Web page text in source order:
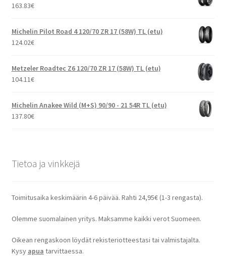
163.83€
Michelin Pilot Road 4 120/70 ZR 17 (58W) TL (etu)
124.02€
Metzeler Roadtec Z6 120/70 ZR 17 (58W) TL (etu)
104.11€
Michelin Anakee Wild (M+S) 90/90 - 21 54R TL (etu)
137.80€
Tietoa ja vinkkejä
Toimitusaika keskimäärin 4-6 päivää. Rahti 24,95€ (1-3 rengasta).
Olemme suomalainen yritys. Maksamme kaikki verot Suomeen.
Oikean rengaskoon löydät rekisteriotteestasi tai valmistajalta.
Kysy apua tarvittaessa.